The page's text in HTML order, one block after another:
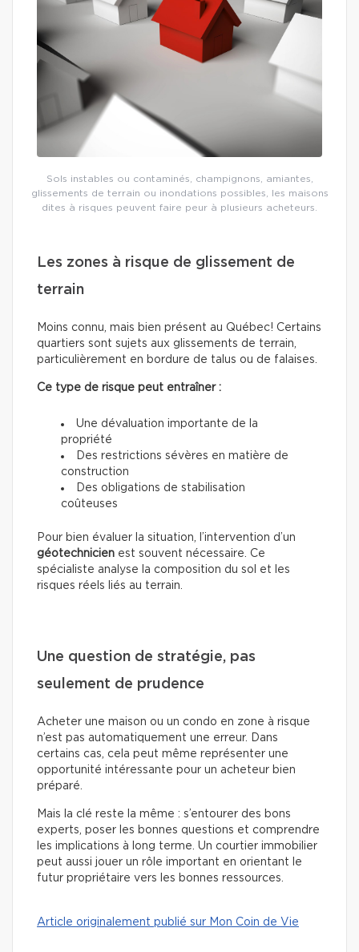
Sols instables ou contaminés, champignons, amiantes,
glissements de terrain ou inondations possibles, les maisons
dites à risques peuvent faire peur à plusieurs acheteurs.
Les zones à risque de glissement de
terrain
Moins connu, mais bien présent au Québec! Certains
quartiers sont sujets aux glissements de terrain,
particulièrement en bordure de talus ou de falaises.
Ce type de risque peut entraîner :
Une dévaluation importante de la
propriété
Des restrictions sévères en matière de
construction
Des obligations de stabilisation
coûteuses
Pour bien évaluer la situation, l’intervention d’un
géotechnicien est souvent nécessaire. Ce
spécialiste analyse la composition du sol et les
risques réels liés au terrain.
Une question de stratégie, pas
seulement de prudence
Acheter une maison ou un condo en zone à risque
n’est pas automatiquement une erreur. Dans
certains cas, cela peut même représenter une
opportunité intéressante pour un acheteur bien
préparé.
Mais la clé reste la même : s’entourer des bons
experts, poser les bonnes questions et comprendre
les implications à long terme. Un courtier immobilier
peut aussi jouer un rôle important en orientant le
futur propriétaire vers les bonnes ressources.
Article originalement publié sur Mon Coin de Vie